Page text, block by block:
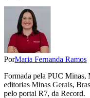
PorMaria Fernanda Ramos
Formada pela PUC Minas,
editorias Minas Gerais,
pelo portal R7, da Record.